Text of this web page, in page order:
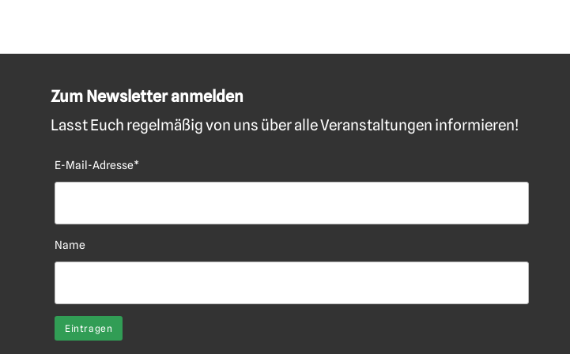
Zum Newsletter anmelden
Lasst Euch regelmäßig von uns über alle Veranstaltungen informieren!
E-Mail-Adresse*
Name